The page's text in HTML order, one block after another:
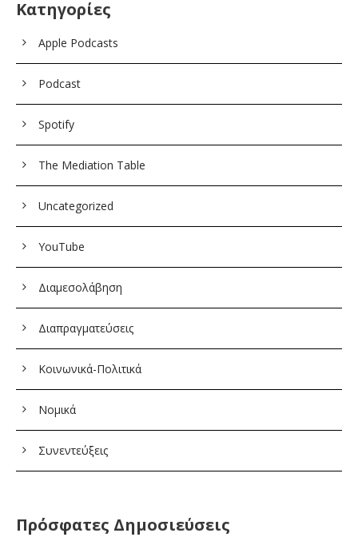
Κατηγορίες
Apple Podcasts
Podcast
Spotify
The Mediation Table
Uncategorized
YouTube
Διαμεσολάβηση
Διαπραγματεύσεις
Κοινωνικά-Πολιτικά
Νομικά
Συνεντεύξεις
Πρόσφατες Δημοσιεύσεις